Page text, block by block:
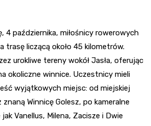
4 października, miłośnicy rowerowych
trasę liczącą około 45 kilometrów.
urokliwe tereny wokół Jasła, oferując
okoliczne winnice. Uczestnicy mieli
wyjątkowych miejsc: od miejskiej
znaną Winnicę Golesz, po kameralne
Vanellus, Milena, Zacisze i Dwie